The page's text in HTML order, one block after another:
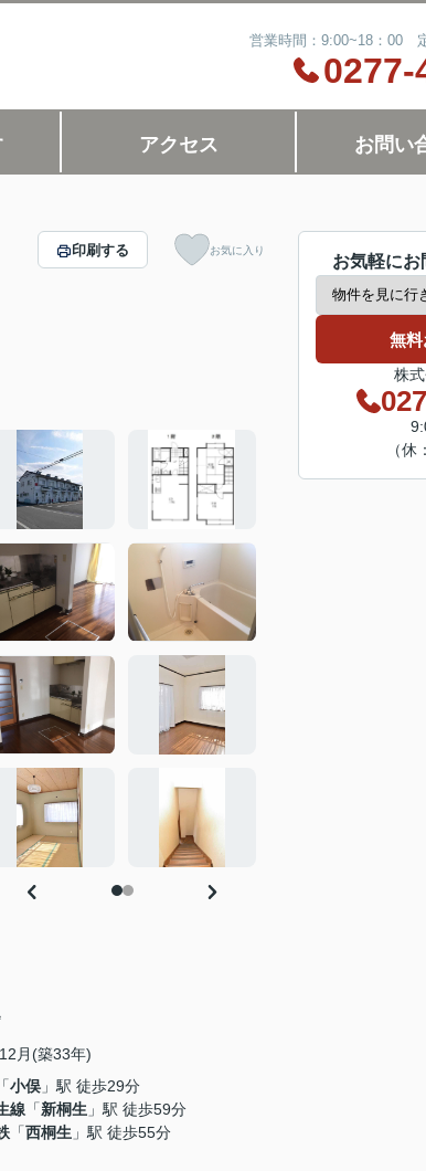
営業時間：9:00~18：00
0277-
アクセス お問い
印刷する お気に入り
月(築33年)
「小俣 」駅 徒歩29分
線 「新桐生 」駅 徒歩59分
「西桐生 」駅 徒歩55分
お気軽に
無
株
（休